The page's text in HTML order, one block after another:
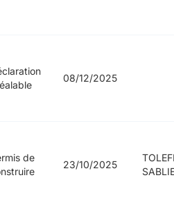
08/12/2025
de
23/10/2025